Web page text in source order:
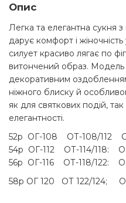
Опис
Легка та елегантна сукня
дарує комфорт і
силует красиво лягає по
витончений образ.
декоративним
ніжного блиску й
як для святкових подій,
елегантності.
52р ОГ-108 ОТ-108/112
54р ОГ-112 ОТ-114/118:
56р ОГ-116 ОТ-118/122:
58р ОГ 120 ОТ 122/124;